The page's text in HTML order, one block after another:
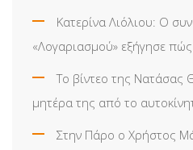
Κατερίνα Λιόλιου: Ο
«Λογαριασμού» εξήγησε πώς
Το βίντεο της Νατάσας
μητέρα της από το
Στην Πάρο ο Χρήστος